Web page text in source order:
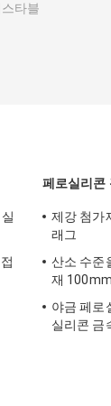
타블
페로실리콘
제강 첨가
래그
산소 수준
재
야금 페로
실리콘 금